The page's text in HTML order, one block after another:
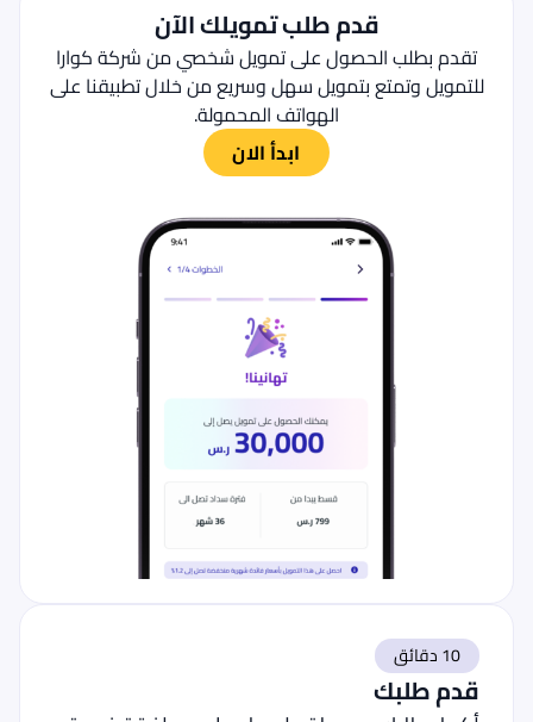
قدم طلب تمويلك الآن
تقدم بطلب الحصول على تمويل شخصي من شركة كوارا
للتمويل وتمتع بتمويل سهل وسريع من خلال تطبيقنا على
الهواتف المحمولة.
ابدأ الان
10 دقائق
قدم طلبك